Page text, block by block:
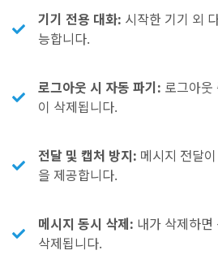
기기 전용 대화: 시작한 기기 외
능합니다.
로그아웃 시 자동 파기: 로그아웃
이 삭제됩니다.
전달 및 캡처 방지: 메시지 전달
을 제공합니다.
메시지 동시 삭제: 내가 삭제하면
삭제됩니다.